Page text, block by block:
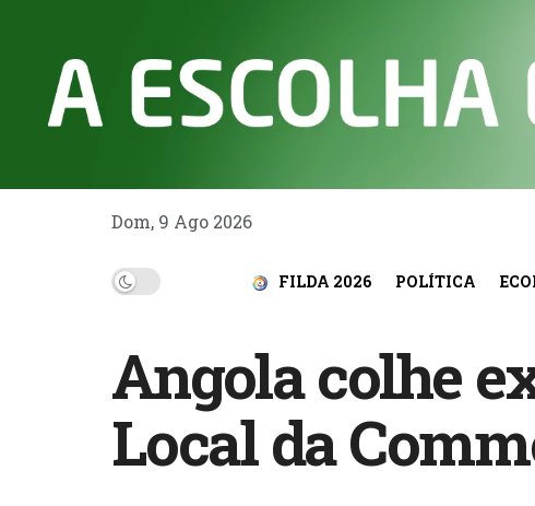
Dom, 9 Ago 2026
FILDA 2026 POLÍTICA
Angola colhe
Local da